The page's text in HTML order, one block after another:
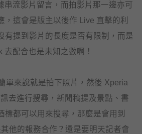
串流影片留言，而拍影片那一邊亦可
，這會是版主以後作 Live 直擊的利
有提到影片的長度是否有限制，而是
配合也是未知之數啊！
單來說就是拍下照片，然後 Xperia
去進行搜尋，新聞稿提及景點、書
標都可以用來搜尋，那麼是會用到
他的報務合作？還是要明天記者會